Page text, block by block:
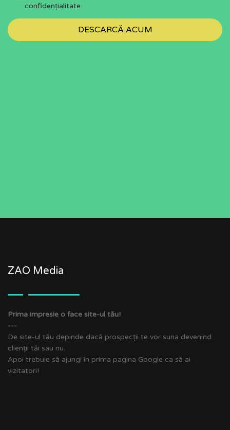
confidențialitate
ZAO Media
Prima impresie o face site-ul tău!
---
De site-ul tău depinde dacă prospecții te vor suna devenind
clienții tăi sau nu.
Apoi trebuie să ajungi în prima pagina Google ca să ai
vizitatori!